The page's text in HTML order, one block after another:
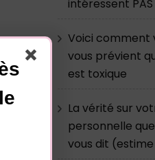
intéressent PAS
Voici comment
vous prévient
est toxique
La vérité sur
personnelle
vous dit